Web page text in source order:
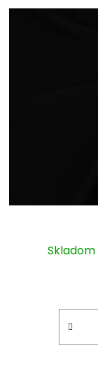
Skladom